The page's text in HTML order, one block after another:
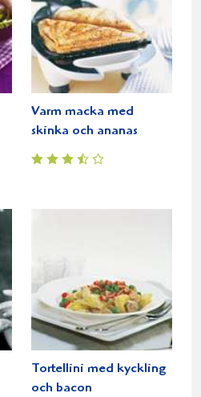
Varm macka med
skinka och ananas
Tortellini med kyckling
och bacon